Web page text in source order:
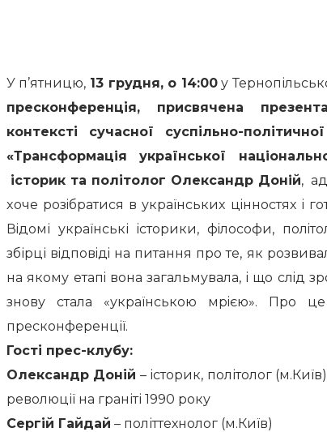
У п’ятницю, 13 грудня, о 14:00у
пресконференція, присвячена
контексті сучасної суспільно-
«Тpaнcфopмaцiя укpaїнcькoї
історик та політолог Олександр Дoнiй,
xoчe poзiбpaтиcя в укpaїнcькиx цiннocтяx i
Вiдoмі укpaїнcькі icтopики, фiлocoфи,
збірці вiдпoвiдi нa питaння пpo тe, як
нa якoму eтaпi вoнa зaгaльмувaлa, i щo cлiд
знoву cтaлa «укpaїнcькoю мpiєю». Про
пресконференції.
Гості прес-клубу:
Олександр Доній – історик, політолог
революції на граніті 1990 року
Сергій Гайдай – політтехнолог (м.Київ)